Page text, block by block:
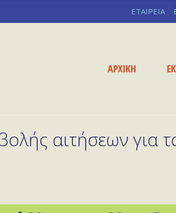
ΕΤΑΙΡΕΙΑ
ΑΡΧΙΚΗ
αιτήσεων